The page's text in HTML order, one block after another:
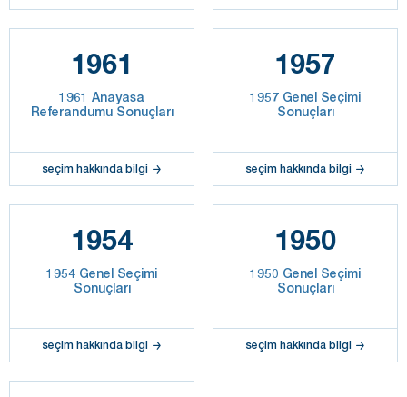
1961
1961 Anayasa
Referandumu Sonuçları
seçim hakkında bilgi
1957
1957 Genel Seçimi
Sonuçları
seçim hakkında bilgi
1954
1954 Genel Seçimi
Sonuçları
seçim hakkında bilgi
1950
1950 Genel Seçimi
Sonuçları
seçim hakkında bilgi